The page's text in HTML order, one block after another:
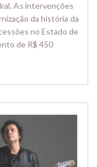
As intervenções
da história da
no Estado de
de R$ 450